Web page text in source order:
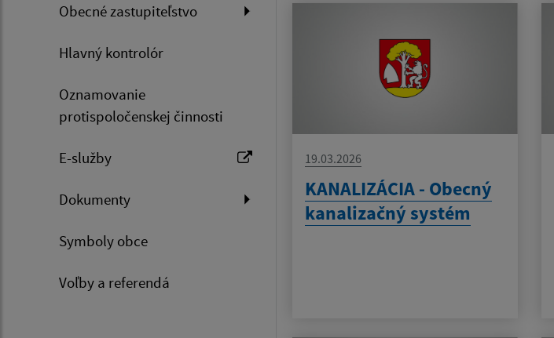
Obecné zastupiteľstvo
Hlavný kontrolór
Oznamovanie
protispoločenskej činnosti
E-služby
Dokumenty
Symboly obce
Voľby a referendá
19.03.2026
KANALIZÁCIA - Obecný
kanalizačný systém